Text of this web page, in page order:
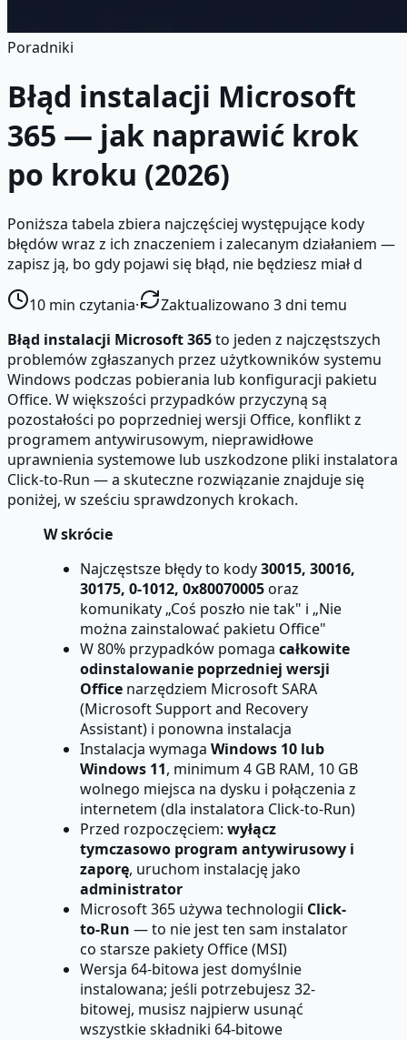
Poradniki
Błąd instalacji Microsoft
365 — jak naprawić krok
po kroku (2026)
Poniższa tabela zbiera najczęściej występujące kody
błędów wraz z ich znaczeniem i zalecanym działaniem —
zapisz ją, bo gdy pojawi się błąd, nie będziesz miał d
10 min czytania·
Zaktualizowano 3 dni temu
Błąd instalacji Microsoft 365to jeden z najczęstszych
problemów zgłaszanych przez użytkowników systemu
Windows podczas pobierania lub konfiguracji pakietu
Office. W większości przypadków przyczyną są
pozostałości po poprzedniej wersji Office, konflikt z
programem antywirusowym, nieprawidłowe
uprawnienia systemowe lub uszkodzone pliki instalatora
Click-to-Run — a skuteczne rozwiązanie znajduje się
poniżej, w sześciu sprawdzonych krokach.
W skrócie
Najczęstsze błędy to kody30015, 30016,
30175, 0-1012, 0x80070005oraz
komunikaty „Coś poszło nie tak" i „Nie
można zainstalować pakietu Office"
W 80% przypadków pomaga całkowite
odinstalowanie poprzedniej wersji
Office narzędziem Microsoft SARA
(Microsoft Support and Recovery
Assistant) i ponowna instalacja
Instalacja wymaga Windows 10 lub
Windows 11, minimum 4 GB RAM, 10 GB
wolnego miejsca na dysku i połączenia z
internetem (dla instalatora Click-to-Run)
Przed rozpoczęciem: wyłącz
tymczasowo program antywirusowy i
zaporę, uruchom instalację jako
administrator
Microsoft 365 używa technologii Click-
to-Run — to nie jest ten sam instalator
co starsze pakiety Office (MSI)
Wersja 64-bitowa jest domyślnie
instalowana; jeśli potrzebujesz 32-
bitowej, musisz najpierw usunąć
wszystkie składniki 64-bitowe